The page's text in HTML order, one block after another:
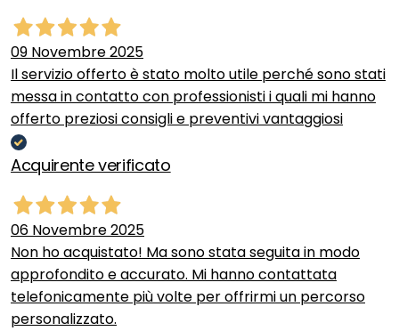
09 Novembre 2025
Il servizio offerto è stato molto utile perché sono stati
messa in contatto con professionisti i quali mi hanno
offerto preziosi consigli e preventivi vantaggiosi
Acquirente verificato
06 Novembre 2025
Non ho acquistato! Ma sono stata seguita in modo
approfondito e accurato. Mi hanno contattata
telefonicamente più volte per offrirmi un percorso
personalizzato.